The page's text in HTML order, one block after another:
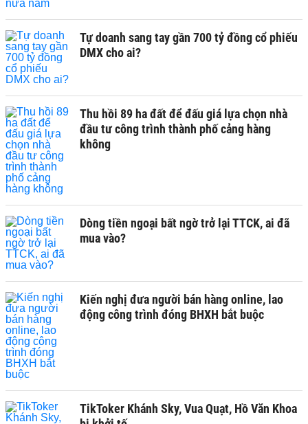
Tự doanh sang tay gần 700 tỷ đồng cổ phiếu
DMX cho ai?
Thu hồi 89 ha đất để đấu giá lựa chọn nhà
đầu tư công trình thành phố cảng hàng
không
Dòng tiền ngoại bất ngờ trở lại TTCK, ai đã
mua vào?
Kiến nghị đưa người bán hàng online, lao
động công trình đóng BHXH bắt buộc
TikToker Khánh Sky, Vua Quạt, Hồ Văn Khoa